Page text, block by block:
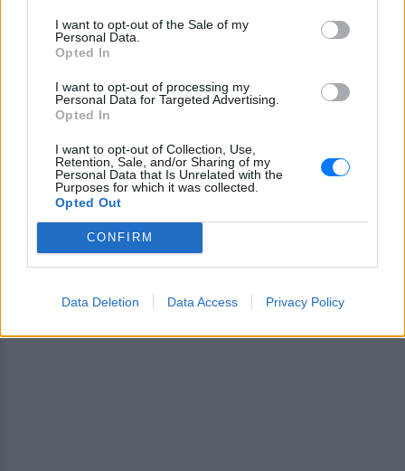
I want to opt-out of the Sale of my
Personal Data.
Opted In
I want to opt-out of processing my
Personal Data for Targeted Advertising.
Opted In
I want to opt-out of Collection, Use,
Retention, Sale, and/or Sharing of my
Personal Data that Is Unrelated with the
Purposes for which it was collected.
Opted Out
CONFIRM
Data Deletion Data Access Privacy Policy
Ακολουθήστε το E-Radio.gr στο
Google News
και μάθετε πρώτοι
Εσύ μπήκες στο E-Daily.gr; Τα νέα της ημέρας
και ότι σου κάνει κλικ!
Ακολουθήστε το E-Radio.gr και στο Instagram
ΔΙΑΦΗΜΙΣΗ